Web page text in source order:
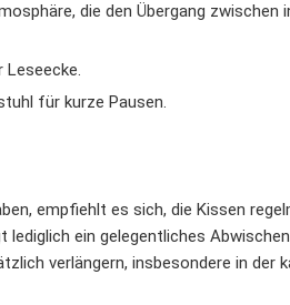
die den Übergang zwischen
Leseecke.
für kurze Pausen.
empfiehlt es sich, die Kissen
ein gelegentliches
verlängern, insbesondere in der